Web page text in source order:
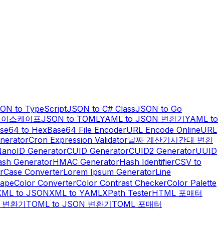
to TypeScriptJSON to C# ClassJSON to Go
스케이프JSON to TOMLYAML to JSON 변환기YAML to
to HexBase64 File EncoderURL Encode OnlineURL
Cron Expression Validator날짜 계산기시간대 변환
GeneratorCUID GeneratorCUID2 GeneratorUUID
GeneratorHMAC GeneratorHash IdentifierCSV to
Case ConverterLorem Ipsum GeneratorLine
Color ConverterColor Contrast CheckerColor Palette
to JSONXML to YAMLXPath TesterHTML 포매터
환기TOML to JSON 변환기TOML 포매터